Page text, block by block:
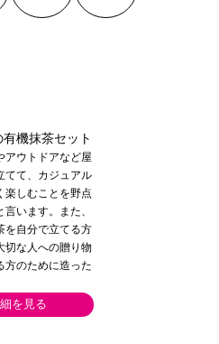
機抹茶セット
アウトドアなど屋
てて、カジュアル
楽しむことを野点
言います。また、
を自分で立てる方
切な人への贈り物
方のために造った
を見る